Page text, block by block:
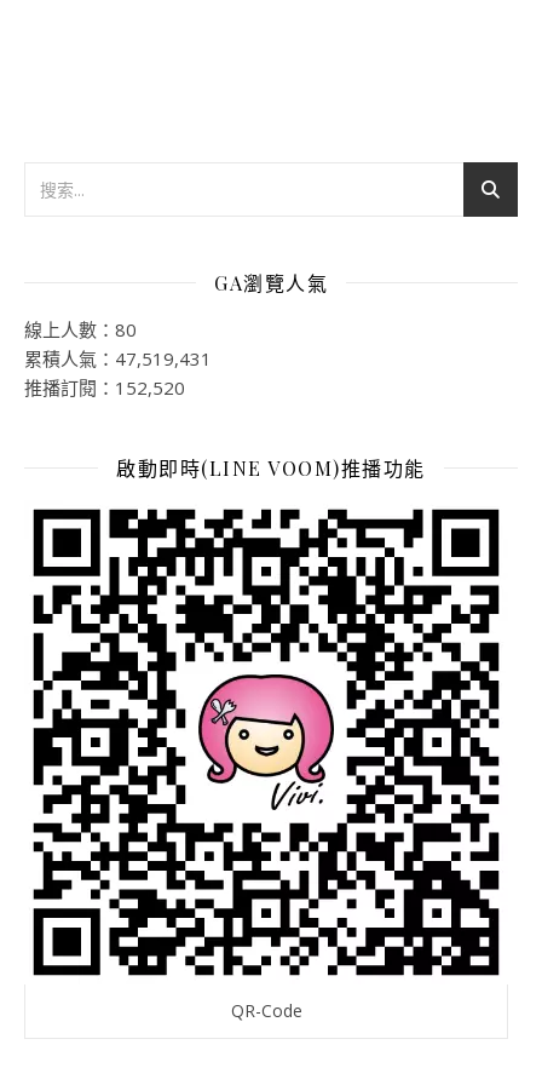
GA瀏覽人氣
線上人數：80
累積人氣：47,519,431
推播訂閱：152,520
啟動即時(LINE VOOM)推播功能
QR-Code